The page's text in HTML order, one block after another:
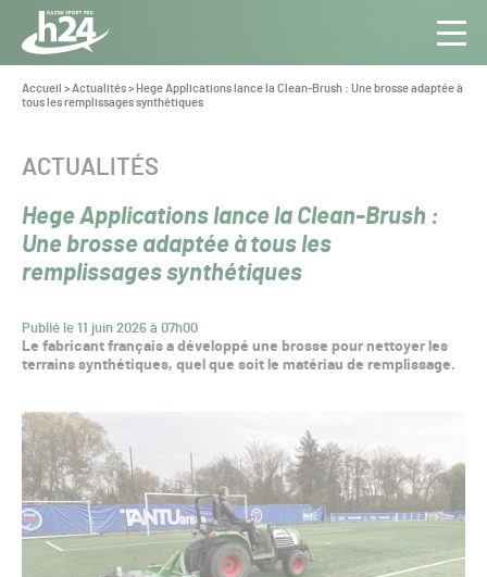
Panneau de gestion des cookies
Aller au contenu
Toute
l’info
du Gazon
Vous
êtes
Accueil >Actualités> Hege Applications lance la Clean-Brush : Une brosse adaptée à
tous les remplissages synthétiques
Hege Applications lance la Clean-Brush :
Une brosse adaptée à tous les
remplissages synthétiques
Publié le 11 juin 2026 à 07h00
CATÉGORIE :
ACTUALITÉS
Le fabricant français a développé une brosse pour nettoyer les
terrains synthétiques, quel que soit le matériau de remplissage.